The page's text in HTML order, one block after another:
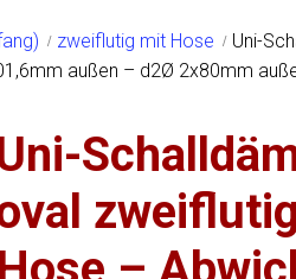
zweiflutig mit Hose
Uni-
außen – d2Ø 2x80mm